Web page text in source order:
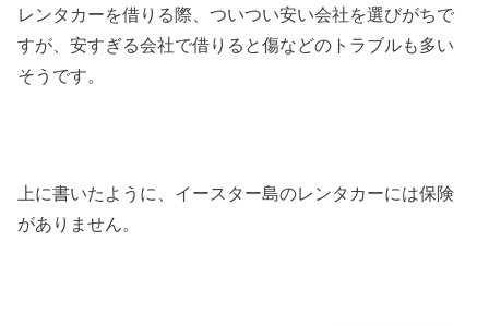
レンタカーを借りる際、ついつい安い会社を選びがちで
すが、安すぎる会社で借りると傷などのトラブルも多い
そうです。
上に書いたように、イースター島のレンタカーには保険
がありません。